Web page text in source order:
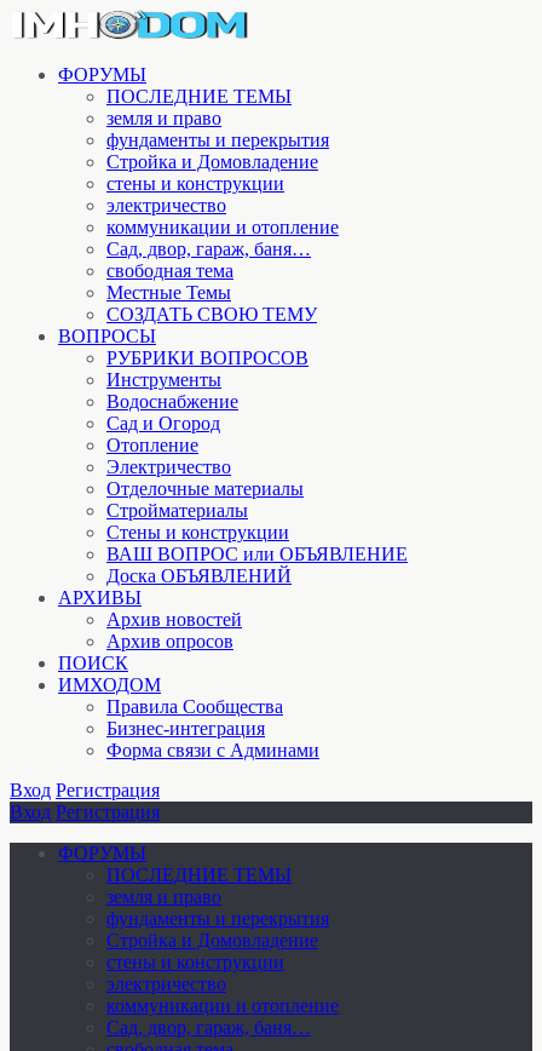
ФОРУМЫ
ПОСЛЕДНИЕ ТЕМЫ
земля и право
фундаменты и перекрытия
Стройка и Домовладение
стены и конструкции
электричество
коммуникации и отопление
Cад, двор, гараж, баня…
свободная тема
Местные Темы
СОЗДАТЬ СВОЮ ТЕМУ
ВОПРОСЫ
РУБРИКИ ВОПРОСОВ
Инструменты
Водоснабжение
Сад и Огород
Отопление
Электричество
Отделочные материалы
Стройматериалы
Стены и конструкции
ВАШ ВОПРОС или ОБЪЯВЛЕНИЕ
Доска ОБЪЯВЛЕНИЙ
АРХИВЫ
Архив новостей
Архив опросов
ПОИСК
ИМХОДОМ
Правила Сообщества
Бизнес-интеграция
Форма связи с Админами
Вход Регистрация
Вход Регистрация
ФОРУМЫ
ПОСЛЕДНИЕ ТЕМЫ
земля и право
фундаменты и перекрытия
Стройка и Домовладение
стены и конструкции
электричество
коммуникации и отопление
Cад, двор, гараж, баня…